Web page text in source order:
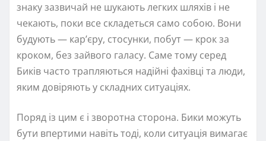
знаку зазвичай не шукають легких шляхів і не
чекають, поки все складеться само собою. Вони
будують — кар’єру, стосунки, побут — крок за
кроком, без зайвого галасу. Саме тому серед
Биків часто трапляються надійні фахівці та люди,
яким довіряють у складних ситуаціях.
Поряд із цим є і зворотна сторона. Бики можуть
бути впертими навіть тоді, коли ситуація вимагає